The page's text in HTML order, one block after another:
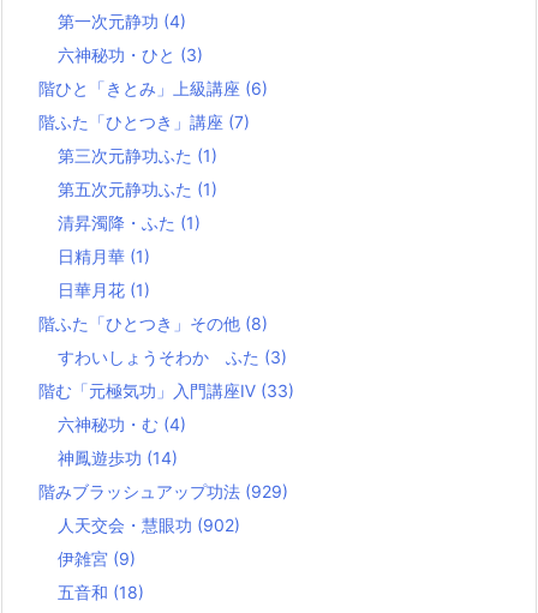
第一次元静功 (4)
六神秘功・ひと (3)
階ひと「きとみ」上級講座 (6)
階ふた「ひとつき」講座 (7)
第三次元静功ふた (1)
第五次元静功ふた (1)
清昇濁降・ふた (1)
日精月華 (1)
日華月花 (1)
階ふた「ひとつき」その他 (8)
すわいしょうそわか ふた (3)
階む「元極気功」入門講座Ⅳ (33)
六神秘功・む (4)
神鳳遊歩功 (14)
階みブラッシュアップ功法 (929)
人天交会・慧眼功 (902)
伊雑宮 (9)
五音和 (18)